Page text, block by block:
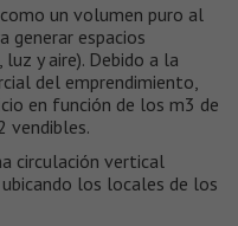
un volumen puro al
generar espacios
y aire). Debido a la
del emprendimiento,
en función de los m3 de
vendibles.
circulación vertical
los locales de los